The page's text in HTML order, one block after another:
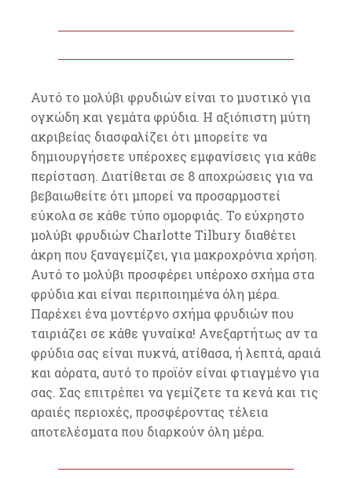
Αυτό το μολύβι φρυδιών είναι το μυστικό για
ογκώδη και γεμάτα φρύδια. Η αξιόπιστη μύτη
ακριβείας διασφαλίζει ότι μπορείτε να
δημιουργήσετε υπέροχες εμφανίσεις για κάθε
περίσταση. Διατίθεται σε 8 αποχρώσεις για να
βεβαιωθείτε ότι μπορεί να προσαρμοστεί
εύκολα σε κάθε τύπο ομορφιάς. Το εύχρηστο
μολύβι φρυδιών Charlotte Tilbury διαθέτει
άκρη που ξαναγεμίζει, για μακροχρόνια χρήση.
Αυτό το μολύβι προσφέρει υπέροχο σχήμα στα
φρύδια και είναι περιποιημένα όλη μέρα.
Παρέχει ένα μοντέρνο σχήμα φρυδιών που
ταιριάζει σε κάθε γυναίκα! Ανεξαρτήτως αν τα
φρύδια σας είναι πυκνά, ατίθασα, ή λεπτά, αραιά
και αόρατα, αυτό το προϊόν είναι φτιαγμένο για
σας. Σας επιτρέπει να γεμίζετε τα κενά και τις
αραιές περιοχές, προσφέροντας τέλεια
αποτελέσματα που διαρκούν όλη μέρα.